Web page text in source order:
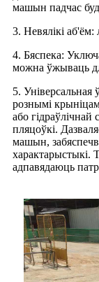
машын падчас
3. Невялікі аб'ём:
4. Бяспека:
можна ўжываць
5. Універсальная
рознымі
або гідраўлічнай
пляцоўкі.
машын,
характарыстыкі.
адпавядаюць